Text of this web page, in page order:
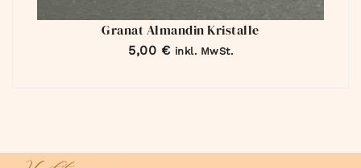
Granat Almandin Kristalle
5,00 € inkl. MwSt.